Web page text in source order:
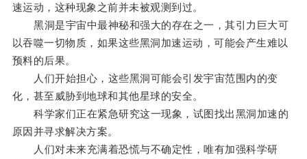
速运动，这种现象之前并未被观测到过。
黑洞是宇宙中最神秘和强大的存在之一，其引力巨大可
以吞噬一切物质，如果这些黑洞加速运动，可能会产生难以
预料的后果。
人们开始担心，这些黑洞可能会引发宇宙范围内的变
化，甚至威胁到地球和其他星球的安全。
科学家们正在紧急研究这一现象，试图找出黑洞加速的
原因并寻求解决方案。
人们对未来充满着恐慌与不确定性，唯有加强科学研